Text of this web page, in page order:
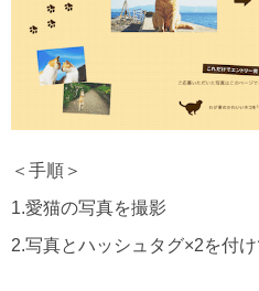
＜手順＞
1.愛猫の写真を撮影
2.写真とハッシュタグ×2を付